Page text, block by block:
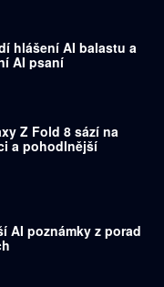
hlášení AI balastu a
AI psaní
Z Fold 8 sází na
a pohodlnější
AI poznámky z porad